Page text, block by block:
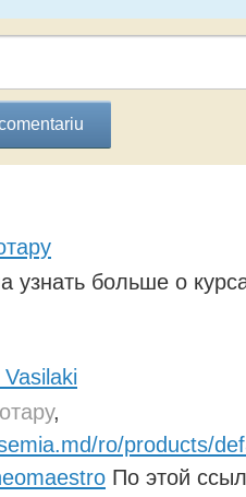
узнать больше о
,
ro/products/
По этой